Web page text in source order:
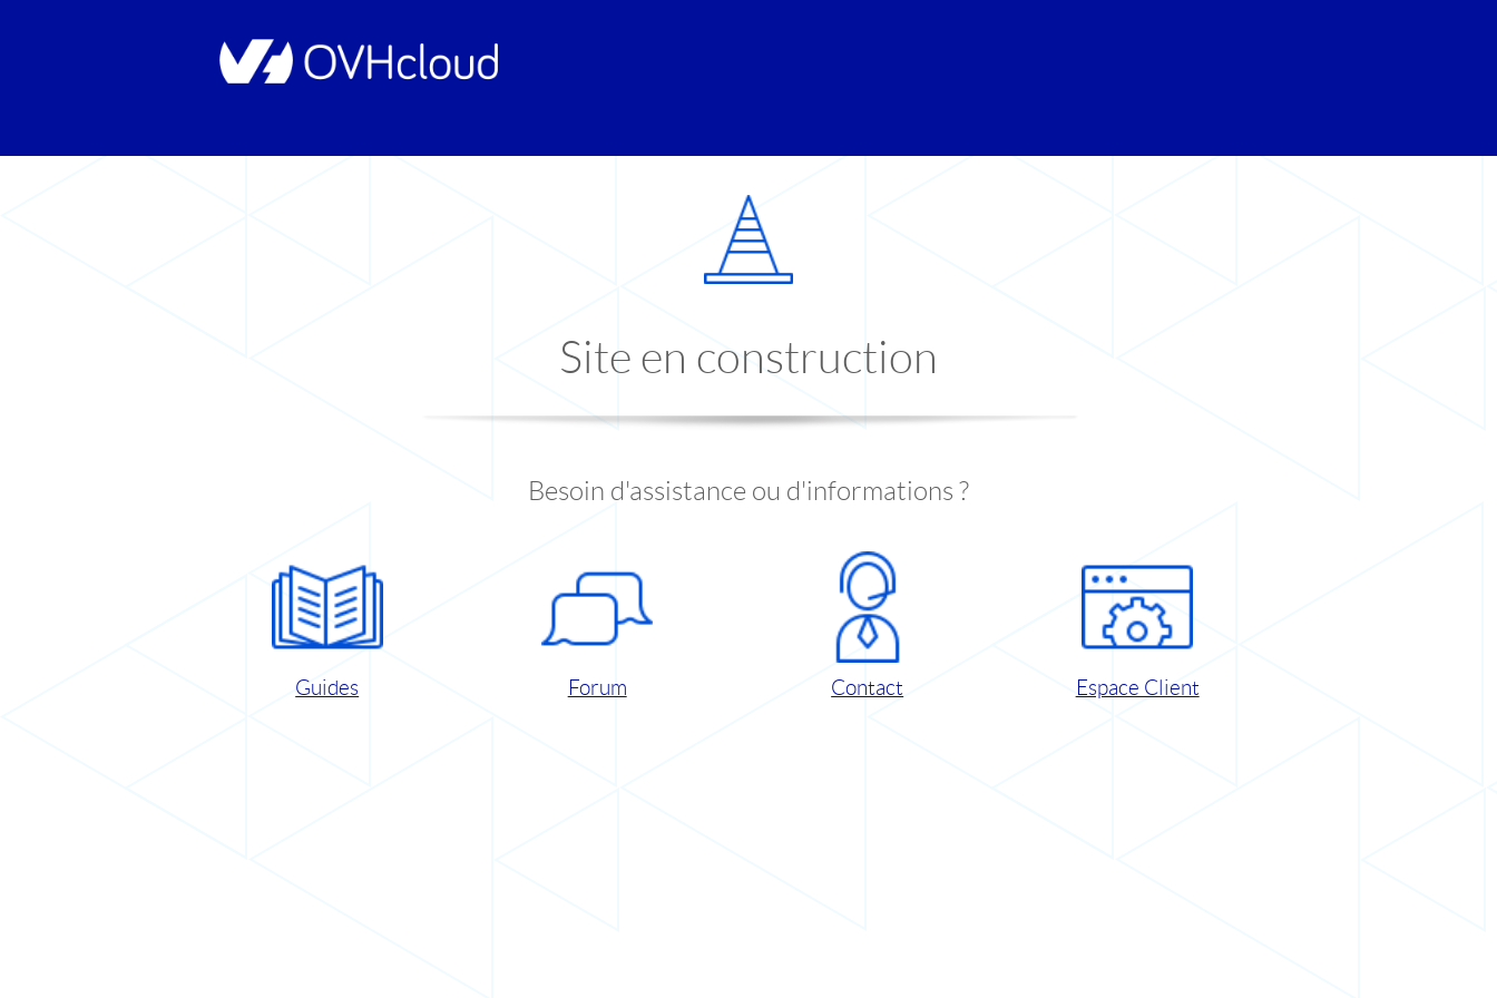
Site en construction
Besoin d'assistance ou d'informations ?
Guides Forum Contact Espace Client